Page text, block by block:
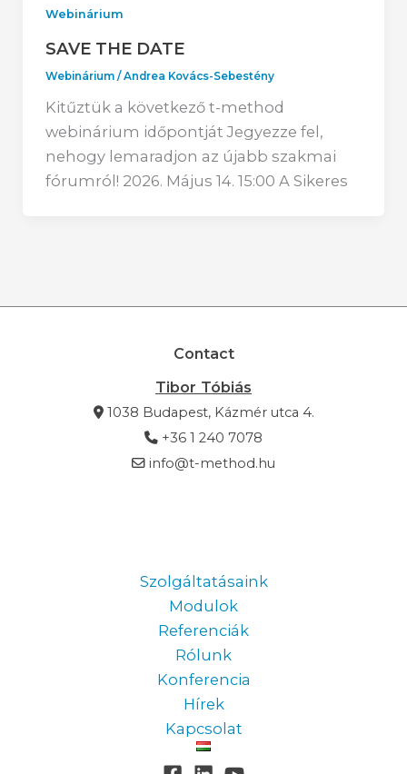
Webinárium
SAVE THE DATE
Webinárium/ Andrea Kovács-Sebestény
Kitűztük a következő t-method
webinárium időpontját Jegyezze fel,
nehogy lemaradjon az újabb szakmai
fórumról! 2026. Május 14. 15:00 A Sikeres
Contact
Tibor Tóbiás
1038 Budapest, Kázmér utca 4.
+36 1 240 7078
info@t-method.hu
Szolgáltatásaink
Modulok
Referenciák
Rólunk
Konferencia
Hírek
Kapcsolat